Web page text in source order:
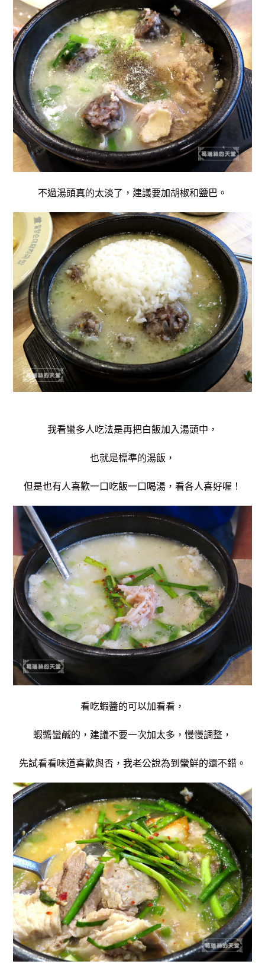
不過湯頭真的太淡了， 建議要加胡椒和鹽巴。
我看蠻多人吃法是再把白飯加入湯頭中，
也就是標準的湯飯，
但是也有人喜歡一口吃飯一口喝湯， 看各人喜好喔！
看吃蝦醬的可以加看看，
蝦醬蠻鹹的，建議不要一次加太多，慢慢調整，
先試看看味道喜歡與否，我老公說為到蠻鮮的還不錯。